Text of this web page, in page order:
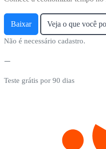
Baixar Veja o que você
Não é necessário cadastro.
Teste grátis por 90 dias